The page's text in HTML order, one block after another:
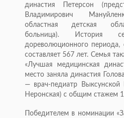
династия Петерсон
Владимирович
областная детская
больница). История
дореволюционного
составляет 567 лет. Семья
«Лучшая медицинская
место заняла династия
— врач-педиатр
Неронская) с общим стажем
Победителем в номинации